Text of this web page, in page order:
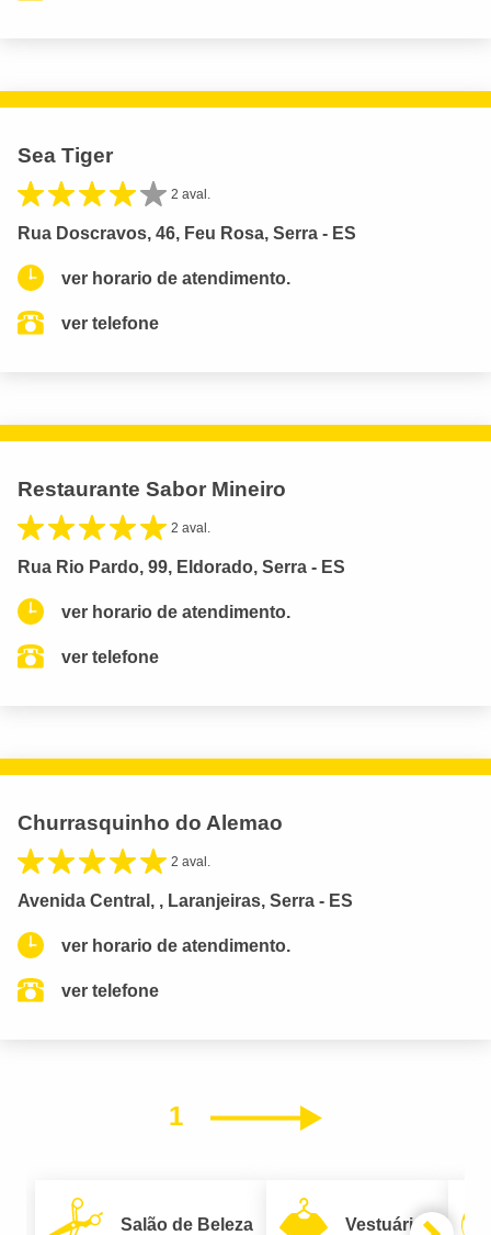
Sea Tiger
2 aval.
Rua Doscravos, 46, Feu Rosa, Serra - ES
ver horario de atendimento.
ver telefone
Restaurante Sabor Mineiro
2 aval.
Rua Rio Pardo, 99, Eldorado, Serra - ES
ver horario de atendimento.
ver telefone
Churrasquinho do Alemao
2 aval.
Avenida Central, , Laranjeiras, Serra - ES
ver horario de atendimento.
ver telefone
1 Próximo
Salão de Beleza Vestuário